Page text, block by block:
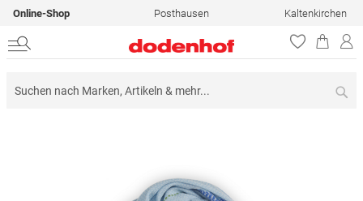
Online-Shop Posthausen Kaltenkirchen